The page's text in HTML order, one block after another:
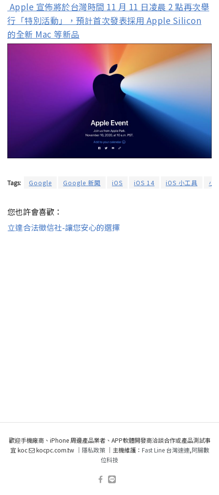
Apple 宣佈將於台灣時間 11 月 11 日凌晨 2 點再次舉
行「特別活動」，預計首次發表採用 Apple Silicon
的全新 Mac 等新品
Tags: Google Google 新聞 iOS iOS 14 iOS 小工具 小
您也許會喜歡：
立達合法徵信社-讓您安心的選擇
歡迎手機廠商、iPhone 周邊產品業者、APP軟體開發商洽談合作或產品測試事
宜 koc
kocpc.com.tw ｜ 隱私政策｜主機維護： Fast Line 台灣速連,阿腸數
位科技